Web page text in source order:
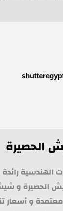
الحصيرة
الهندسية
الحصيرة و
و أسعار